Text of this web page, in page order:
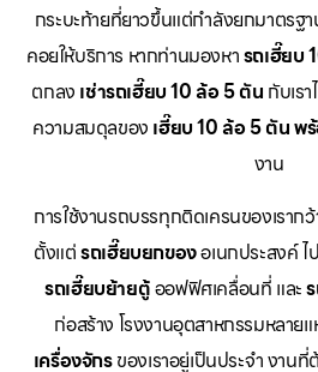
กระบะท้ายที่ยาวขึ้นแต่กำลังยกมาตรฐา
คอยให้บริการ หากท่านมองหารถเฮี๊ยบ
ตกลง เช่ารถเฮี๊ยบ 10 ล้อ 5 ตัน กับเร
ความสมดุลของ เฮี๊ยบ 10 ล้อ 5 ตัน พ
งาน
การใช้งานรถบรรทุกติดเครนของเราก
ตั้งแต่รถเฮี๊ยบยกของอเนกประสงค์ ไ
รถเฮี๊ยบย้ายตู้ออฟฟิศเคลื่อนที่ และ
ก่อสร้าง โรงงานอุตสาหกรรมหลาย
เครื่องจักรของเราอยู่เป็นประจำ งาน